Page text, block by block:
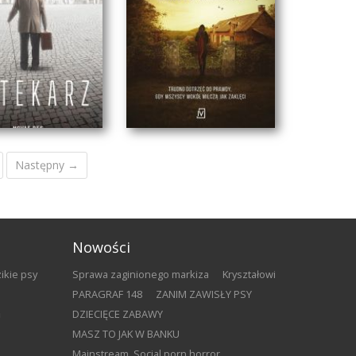
NIEBIAŃSKIE OSIEDLE
MIASTO GŁUPCÓW
Następny →
psy
Nowości
Sprawa zaginionego markiza
Kryształowi
PARAGRAF 148
ZANIM ZAWISŁY PSY
DZIECIĘCE ZABAWY
MASZ TO JAK W BANKU